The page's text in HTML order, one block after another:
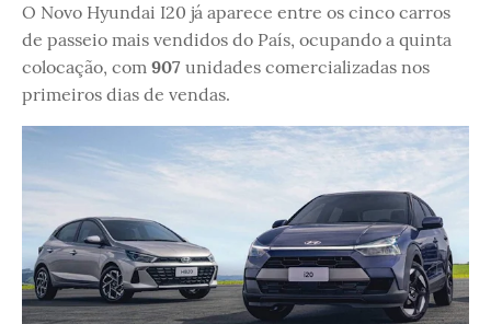
O Novo Hyundai I20 já aparece entre os cinco carros
de passeio mais vendidos do País, ocupando a quinta
colocação, com 907 unidades comercializadas nos
primeiros dias de vendas.